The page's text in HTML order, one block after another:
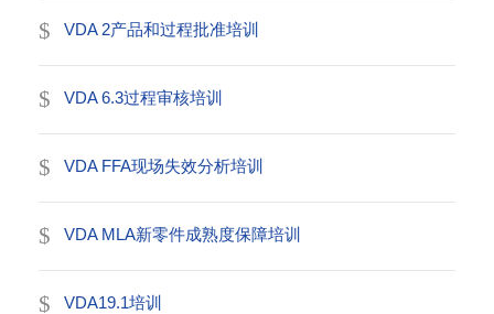
VDA 2产品和过程批准培训
VDA 6.3过程审核培训
VDA FFA现场失效分析培训
VDA MLA新零件成熟度保障培训
VDA19.1培训